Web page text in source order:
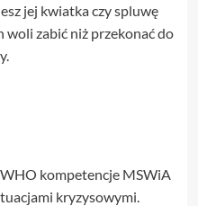
jej kwiatka czy spluwę
woli zabić niż przekonać do
kompetencje MSWiA
kryzysowymi.